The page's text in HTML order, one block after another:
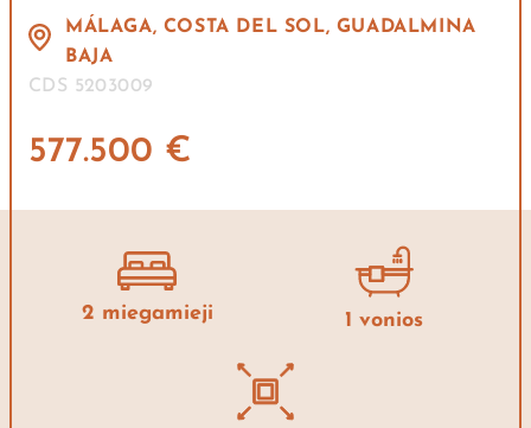
MÁLAGA, COSTA DEL SOL, GUADALMINA
BAJA
CDS 5203009
577.500 €
2 miegamieji 1 vonios